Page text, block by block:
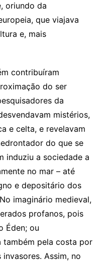
oriundo da
que viajava
e, mais
contribuíram
do ser
da
mistérios,
e celta, e revelavam
do que se
induziu a sociedade a
no mar – até
e depositário dos
imaginário medieval,
profanos, pois
Éden; ou
também pela costa por
Assim, no